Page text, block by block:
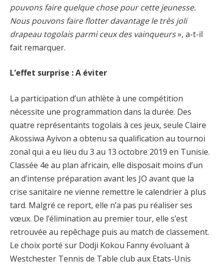
pouvons faire quelque chose pour cette jeunesse.
Nous pouvons faire flotter davantage le très joli
drapeau togolais parmi ceux des vainqueurs», a-t-il
fait remarquer.
L’effet surprise : A éviter
La participation d’un athlète à une compétition
nécessite une programmation dans la durée. Des
quatre représentants togolais à ces jeux, seule Claire
Akossiwa Ayivon a obtenu sa qualification au tournoi
zonal qui a eu lieu du 3 au 13 octobre 2019 en Tunisie.
Classée 4e au plan africain, elle disposait moins d’un
an d’intense préparation avant les JO avant que la
crise sanitaire ne vienne remettre le calendrier à plus
tard. Malgré ce report, elle n’a pas pu réaliser ses
vœux. De l’élimination au premier tour, elle s’est
retrouvée au repêchage puis au match de classement.
Le choix porté sur Dodji Kokou Fanny évoluant à
Westchester Tennis de Table club aux Etats-Unis